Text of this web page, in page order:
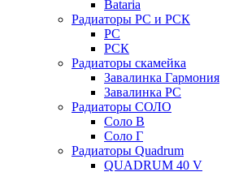
Bataria
Радиаторы РС и РСК
РС
РСК
Радиаторы скамейка
Завалинка Гармония
Завалинка РС
Радиаторы СОЛО
Соло В
Соло Г
Радиаторы Quadrum
QUADRUM 40 V